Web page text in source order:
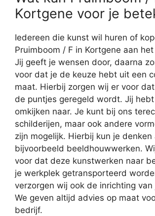
Kortgene voor je
Iedereen die kunst wil huren of
Pruimboom / F in Kortgene aan
Jij geeft je wensen door, daarna
voor dat je de keuze hebt uit een
maat. Hierbij zorgen wij er voor
de puntjes geregeld wordt. Jij
omkijken naar. Je kunt bij ons
schilderijen, maar ook andere
zijn mogelijk. Hierbij kun je denken
bijvoorbeeld beeldhouwwerken.
voor dat deze kunstwerken naar
je werkplek getransporteerd
verzorgen wij ook de inrichting van
We geven altijd advies op maat
bedrijf.